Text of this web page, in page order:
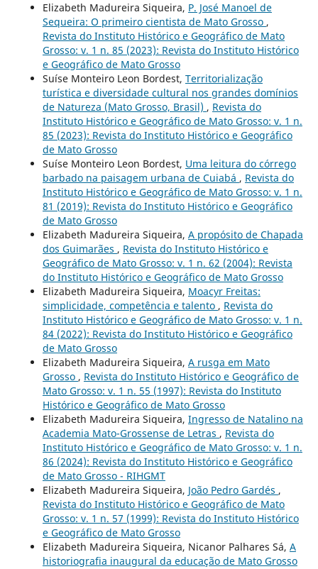
Elizabeth Madureira Siqueira, P. José Manoel de
Sequeira: O primeiro cientista de Mato Grosso ,
Revista do Instituto Histórico e Geográfico de Mato
Grosso: v. 1 n. 85 (2023): Revista do Instituto Histórico
e Geográfico de Mato Grosso
Suíse Monteiro Leon Bordest, Territorialização
turística e diversidade cultural nos grandes domínios
de Natureza (Mato Grosso, Brasil) , Revista do
Instituto Histórico e Geográfico de Mato Grosso: v. 1 n.
85 (2023): Revista do Instituto Histórico e Geográfico
de Mato Grosso
Suíse Monteiro Leon Bordest, Uma leitura do córrego
barbado na paisagem urbana de Cuiabá , Revista do
Instituto Histórico e Geográfico de Mato Grosso: v. 1 n.
81 (2019): Revista do Instituto Histórico e Geográfico
de Mato Grosso
Elizabeth Madureira Siqueira, A propósito de Chapada
dos Guimarães , Revista do Instituto Histórico e
Geográfico de Mato Grosso: v. 1 n. 62 (2004): Revista
do Instituto Histórico e Geográfico de Mato Grosso
Elizabeth Madureira Siqueira, Moacyr Freitas:
simplicidade, competência e talento , Revista do
Instituto Histórico e Geográfico de Mato Grosso: v. 1 n.
84 (2022): Revista do Instituto Histórico e Geográfico
de Mato Grosso
Elizabeth Madureira Siqueira, A rusga em Mato
Grosso , Revista do Instituto Histórico e Geográfico de
Mato Grosso: v. 1 n. 55 (1997): Revista do Instituto
Histórico e Geográfico de Mato Grosso
Elizabeth Madureira Siqueira, Ingresso de Natalino na
Academia Mato-Grossense de Letras , Revista do
Instituto Histórico e Geográfico de Mato Grosso: v. 1 n.
86 (2024): Revista do Instituto Histórico e Geográfico
de Mato Grosso - RIHGMT
Elizabeth Madureira Siqueira, João Pedro Gardés ,
Revista do Instituto Histórico e Geográfico de Mato
Grosso: v. 1 n. 57 (1999): Revista do Instituto Histórico
e Geográfico de Mato Grosso
Elizabeth Madureira Siqueira, Nicanor Palhares Sá, A
historiografia inaugural da educação de Mato Grosso